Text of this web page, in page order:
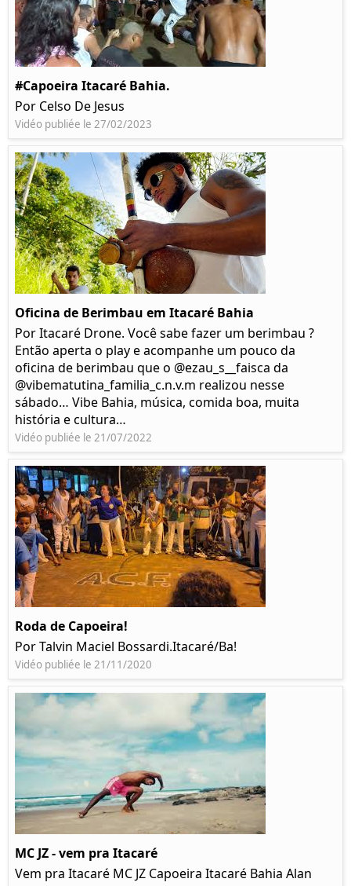
#Capoeira Itacaré Bahia.
Por Celso De Jesus
Vidéo publiée le 27/02/2023
Oficina de Berimbau em Itacaré Bahia
Por Itacaré Drone. Você sabe fazer um berimbau ?
Então aperta o play e acompanhe um pouco da
oficina de berimbau que o @ezau_s__faisca da
@vibematutina_familia_c.n.v.m realizou nesse
sábado… Vibe Bahia, música, comida boa, muita
história e cultura…
Vidéo publiée le 21/07/2022
Roda de Capoeira!
Por Talvin Maciel Bossardi.Itacaré/Ba!
Vidéo publiée le 21/11/2020
MC JZ - vem pra Itacaré
Vem pra Itacaré MC JZ Capoeira Itacaré Bahia Alan